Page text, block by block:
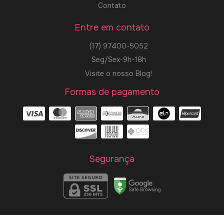
Contato
Entre em contato
(17) 97400-5052
Seg/Sex-9h-18h
Visite o nosso Blog!
Formas de pagamento
Segurança